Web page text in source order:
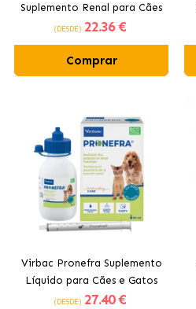
Suplemento Renal para Cães
e Gatos
(DESDE) 22.36 €
Comprar
Virbac Pronefra Suplemento
Líquido para Cães e Gatos
com Insuficiência Renal
(DESDE) 27.40 €